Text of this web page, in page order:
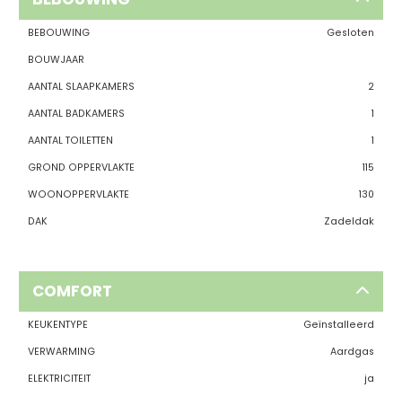
BEBOUWING
Gesloten
BOUWJAAR
AANTAL SLAAPKAMERS
2
AANTAL BADKAMERS
1
AANTAL TOILETTEN
1
GROND OPPERVLAKTE
115
WOONOPPERVLAKTE
130
DAK
Zadeldak
COMFORT
KEUKENTYPE
Geïnstalleerd
VERWARMING
Aardgas
ELEKTRICITEIT
ja